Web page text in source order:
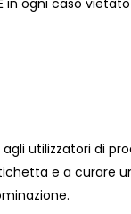
in ogni caso vietato
utilizzatori di
e a curare